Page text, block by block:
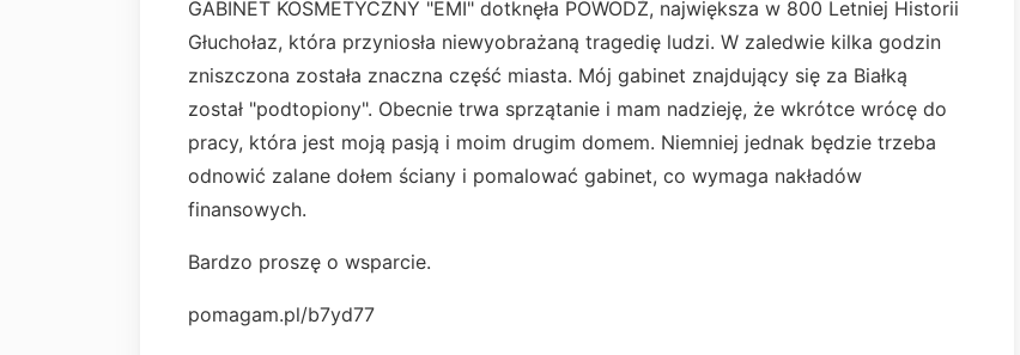
GABINET KOSMETYCZNY "EMI" dotknęła POWODŹ, największa w 800 Letniej Historii
Głuchołaz, która przyniosła niewyobrażaną tragedię ludzi. W zaledwie kilka godzin
zniszczona została znaczna część miasta. Mój gabinet znajdujący się za Białką
został "podtopiony". Obecnie trwa sprzątanie i mam nadzieję, że wkrótce wrócę do
pracy, która jest moją pasją i moim drugim domem. Niemniej jednak będzie trzeba
odnowić zalane dołem ściany i pomalować gabinet, co wymaga nakładów
finansowych.
Bardzo proszę o wsparcie.
pomagam.pl/b7yd77